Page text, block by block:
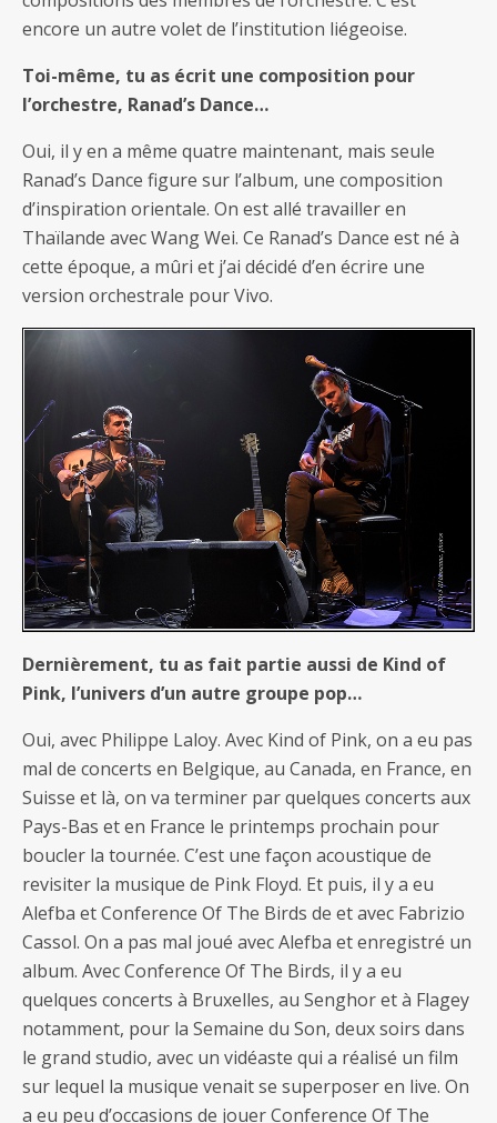
encore un autre volet de l’institution liégeoise.
Toi-même, tu as écrit une composition pour
l’orchestre, Ranad’s Dance…
Oui, il y en a même quatre maintenant, mais seule
Ranad’s Dance figure sur l’album, une composition
d’inspiration orientale. On est allé travailler en
Thaïlande avec Wang Wei. Ce Ranad’s Dance est né à
cette époque, a mûri et j’ai décidé d’en écrire une
version orchestrale pour Vivo.
Dernièrement, tu as fait partie aussi de Kind of
Pink, l’univers d’un autre groupe pop…
Oui, avec Philippe Laloy. Avec Kind of Pink, on a eu pas
mal de concerts en Belgique, au Canada, en France, en
Suisse et là, on va terminer par quelques concerts aux
Pays-Bas et en France le printemps prochain pour
boucler la tournée. C’est une façon acoustique de
revisiter la musique de Pink Floyd. Et puis, il y a eu
Alefba et Conference Of The Birds de et avec Fabrizio
Cassol. On a pas mal joué avec Alefba et enregistré un
album. Avec Conference Of The Birds, il y a eu
quelques concerts à Bruxelles, au Senghor et à Flagey
notamment, pour la Semaine du Son, deux soirs dans
le grand studio, avec un vidéaste qui a réalisé un film
sur lequel la musique venait se superposer en live. On
a eu peu d’occasions de jouer Conference Of The